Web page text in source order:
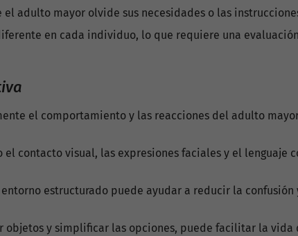
adulto mayor olvide sus necesidades o las
en cada individuo, lo que requiere una
el comportamiento y las reacciones del adulto
contacto visual, las expresiones faciales y el lenguaje
estructurado puede ayudar a reducir la
objetos y simplificar las opciones, puede facilitar la vida